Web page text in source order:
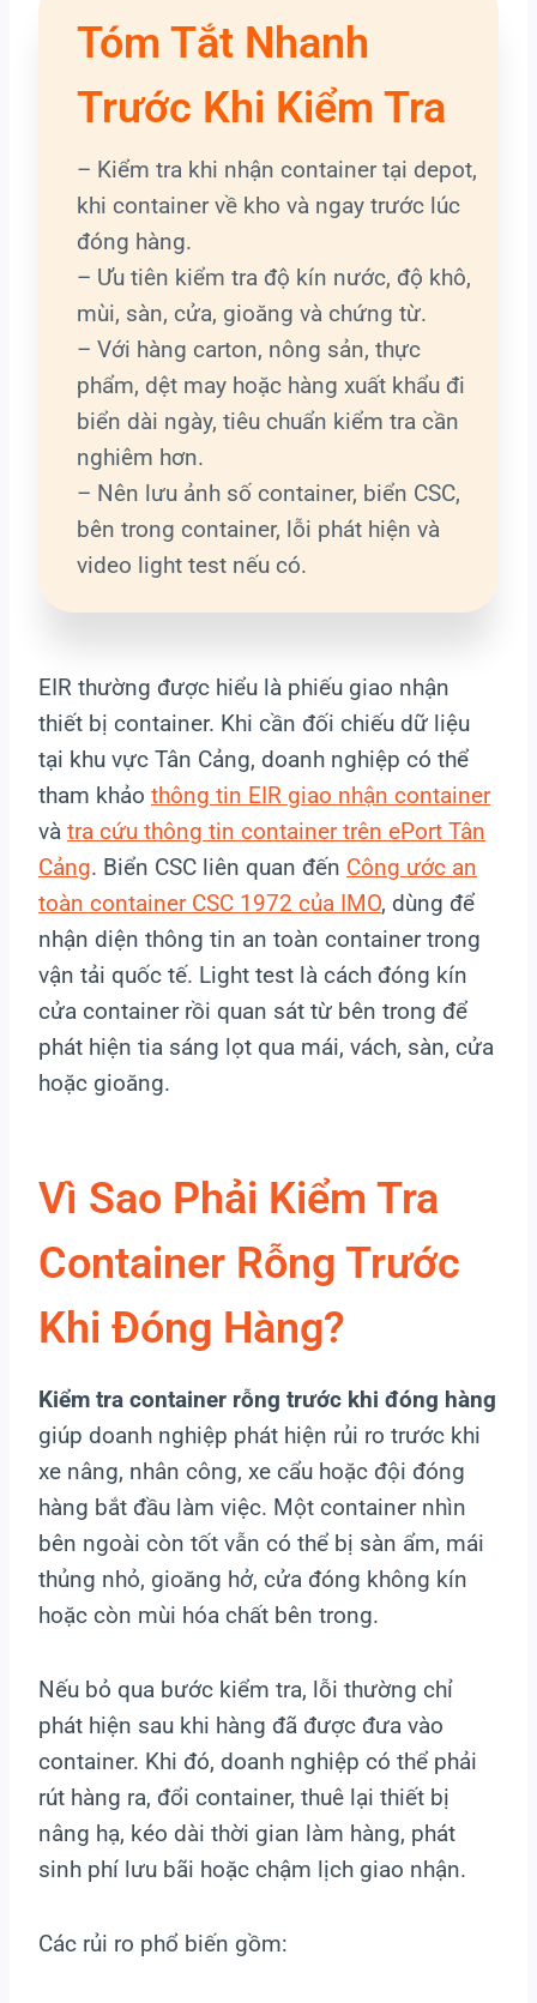
Tóm Tắt Nhanh
Trước Khi Kiểm Tra
– Kiểm tra khi nhận container tại depot,
khi container về kho và ngay trước lúc
đóng hàng.
– Ưu tiên kiểm tra độ kín nước, độ khô,
mùi, sàn, cửa, gioăng và chứng từ.
– Với hàng carton, nông sản, thực
phẩm, dệt may hoặc hàng xuất khẩu đi
biển dài ngày, tiêu chuẩn kiểm tra cần
nghiêm hơn.
– Nên lưu ảnh số container, biển CSC,
bên trong container, lỗi phát hiện và
video light test nếu có.
EIR thường được hiểu là phiếu giao nhận
thiết bị container. Khi cần đối chiếu dữ liệu
tại khu vực Tân Cảng, doanh nghiệp có thể
tham khảo thông tin EIR giao nhận container
và tra cứu thông tin container trên ePort Tân
Cảng. Biển CSC liên quan đến Công ước an
toàn container CSC 1972 của IMO, dùng để
nhận diện thông tin an toàn container trong
vận tải quốc tế. Light test là cách đóng kín
cửa container rồi quan sát từ bên trong để
phát hiện tia sáng lọt qua mái, vách, sàn, cửa
hoặc gioăng.
Vì Sao Phải Kiểm Tra
Container Rỗng Trước
Khi Đóng Hàng?
Kiểm tra container rỗng trước khi đóng hàng
giúp doanh nghiệp phát hiện rủi ro trước khi
xe nâng, nhân công, xe cẩu hoặc đội đóng
hàng bắt đầu làm việc. Một container nhìn
bên ngoài còn tốt vẫn có thể bị sàn ẩm, mái
thủng nhỏ, gioăng hở, cửa đóng không kín
hoặc còn mùi hóa chất bên trong.
Nếu bỏ qua bước kiểm tra, lỗi thường chỉ
phát hiện sau khi hàng đã được đưa vào
container. Khi đó, doanh nghiệp có thể phải
rút hàng ra, đổi container, thuê lại thiết bị
nâng hạ, kéo dài thời gian làm hàng, phát
sinh phí lưu bãi hoặc chậm lịch giao nhận.
Các rủi ro phổ biến gồm: